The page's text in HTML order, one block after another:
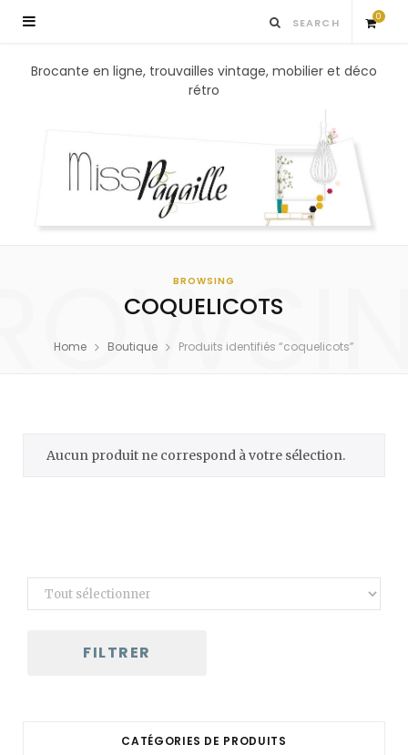
0
S
p
Brocante en ligne, trouvailles vintage, mobilier et déco
rétro
BROWSING
COQUELICOTS
Home Boutique Produits identifiés “coquelicots”
Aucun produit ne correspond à votre sélection.
FILTRER
CATÉGORIES DE PRODUITS